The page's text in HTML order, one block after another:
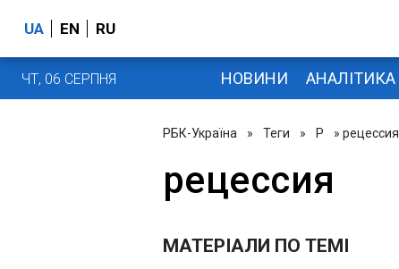
UA EN RU
ЧТ, 06 СЕРПНЯ НОВИНИ АНАЛІТИКА
РБК-Україна » Теги » Р » рецессия
рецессия
МАТЕРІАЛИ ПО ТЕМІ